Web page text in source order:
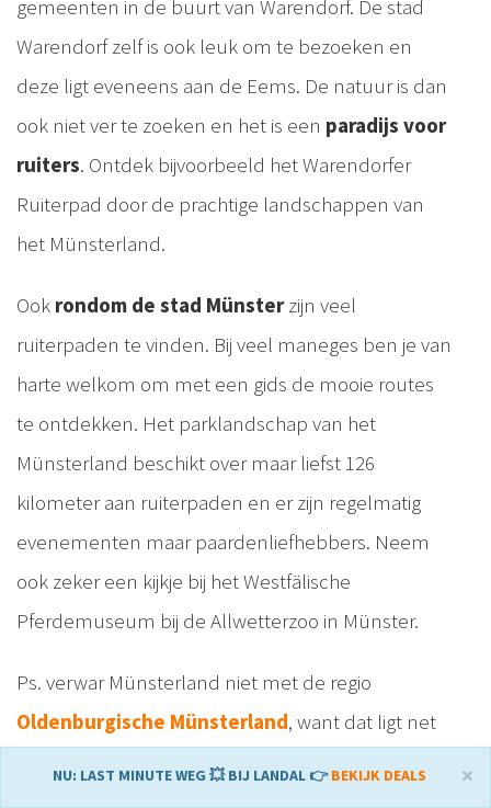
gemeenten in de buurt van Warendorf. De stad
Warendorf zelf is ook leuk om te bezoeken en
deze ligt eveneens aan de Eems. De natuur is dan
ook niet ver te zoeken en het is een paradijs voor
ruiters. Ontdek bijvoorbeeld het Warendorfer
Ruiterpad door de prachtige landschappen van
het Münsterland.
Ook rondom de stad Münsterzijn veel
ruiterpaden te vinden. Bij veel maneges ben je van
harte welkom om met een gids de mooie routes
te ontdekken. Het parklandschap van het
Münsterland beschikt over maar liefst 126
kilometer aan ruiterpaden en er zijn regelmatig
evenementen maar paardenliefhebbers. Neem
ook zeker een kijkje bij het Westfälische
Pferdemuseum bij de Allwetterzoo in Münster.
Ps. verwar Münsterland niet met de regio
Oldenburgische Münsterland, want dat ligt net
×
NU: LAST MINUTE WEG 💥 BIJ LANDAL 👉BEKIJK DEALS